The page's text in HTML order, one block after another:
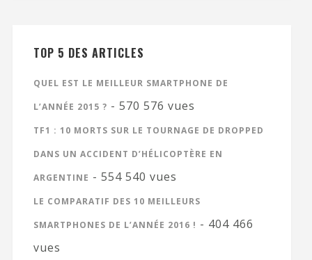
TOP 5 DES ARTICLES
QUEL EST LE MEILLEUR SMARTPHONE DE
L’ANNÉE 2015 ? - 570 576 vues
TF1 : 10 MORTS SUR LE TOURNAGE DE DROPPED
DANS UN ACCIDENT D’HÉLICOPTÈRE EN
ARGENTINE - 554 540 vues
LE COMPARATIF DES 10 MEILLEURS
SMARTPHONES DE L’ANNÉE 2016 ! - 404 466
vues